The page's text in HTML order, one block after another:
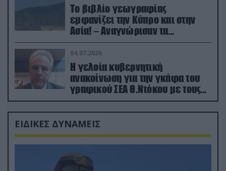
Το βιβλίο γεωγραφίας
εμφανίζει την Κύπρο και στην
Ασία! – Αναγνώρισαν τα
κατεχόμενα; (φωτο)
04.07.2026
Η γελοία κυβερνητική
ανακοίνωση για την γκάφα του
γραφικού ΣΕΑ Θ.Ντόκου με τους
Ρώσους φαρσέρ
ΕΙΔΙΚΕΣ ΔΥΝΑΜΕΙΣ